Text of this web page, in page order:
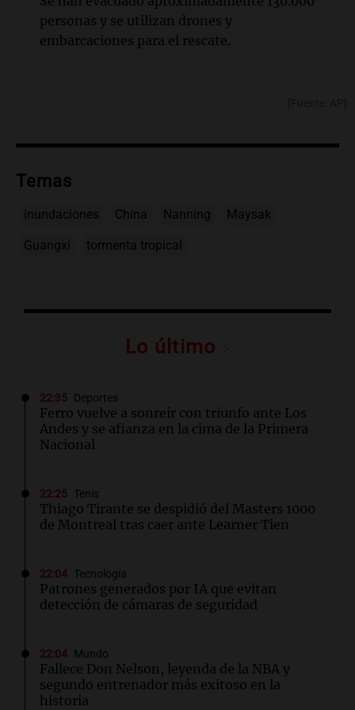
personas y se utilizan drones y
embarcaciones para el rescate.
Temas
inundaciones China Nanning Maysak
Guangxi tormenta tropical
Lo último
22:35 Deportes
Ferro vuelve a sonreír con triunfo ante Los
Andes y se afianza en la cima de la Primera
Nacional
22:25 Tenis
Thiago Tirante se despidió del Masters 1000
de Montreal tras caer ante Learner Tien
22:04 Tecnología
Patrones generados por IA que evitan
detección de cámaras de seguridad
22:04 Mundo
Fallece Don Nelson, leyenda de la NBA y
segundo entrenador más exitoso en la
historia